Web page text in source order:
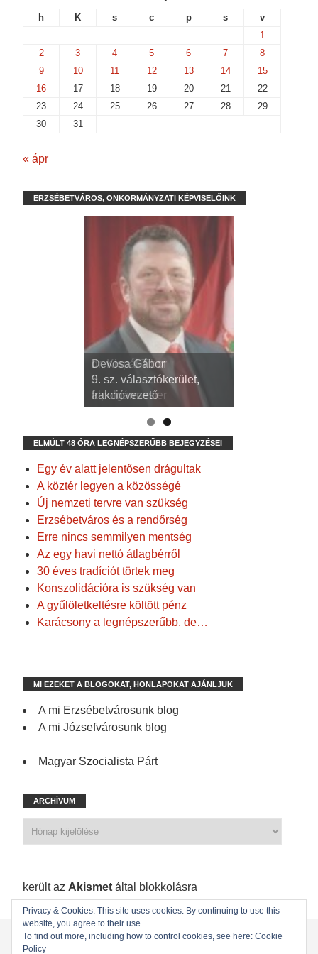
h
K s c p s
v
1
2
3 4 5 6 7
8
9
10 11 12 13 14
15
16
17 18 19 20 21
22
23
24 25 26 27 28
29
30
31
« ápr
ERZSÉBETVÁROS, ÖNKORMÁNYZATI KÉPVISELŐINK
dr. Kispál Tibor
3. sz. választókerület,
alpolgármester
Devosa Gábor
9. sz. választókerület,
frakcióvezető
ELMÚLT 48 ÓRA LEGNÉPSZERŰBB BEJEGYZÉSEI
Egy év alatt jelentősen drágultak
A köztér legyen a közösségé
Új nemzeti tervre van szükség
Erzsébetváros és a rendőrség
Erre nincs semmilyen mentség
Az egy havi nettó átlagbérről
30 éves tradíciót törtek meg
Konszolidációra is szükség van
A gyűlöletkeltésre költött pénz
Karácsony a legnépszerűbb, de…
MI EZEKET A BLOGOKAT, HONLAPOKAT AJÁNLJUK
A mi Erzsébetvárosunk blog
A mi Józsefvárosunk blog
Magyar Szocialista Párt
ARCHÍVUM
került az Akismet által blokkolásra
KEZDŐLAP
ÖNKORMÁNYZATI KÉPVISELŐINK
ÖNKORMÁNYZAT
Privacy & Cookies: This site uses cookies. By continuing to use this
website, you agree to their use.
To find out more, including how to control cookies, see here: Cookie
Policy